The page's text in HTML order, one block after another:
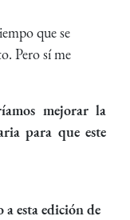
que se
Pero sí me
mejorar la
para que este
esta edición de